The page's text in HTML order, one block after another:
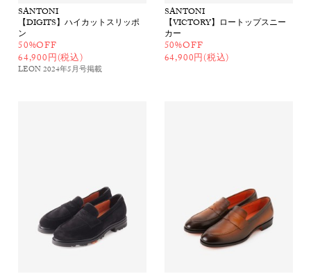
SANTONI
【DIGITS】ハイカットスリッポ
ン
50%OFF
64,900円(税込)
LEON 2024年5月号掲載
SANTONI
【VICTORY】ロートップスニー
カー
50%OFF
64,900円(税込)